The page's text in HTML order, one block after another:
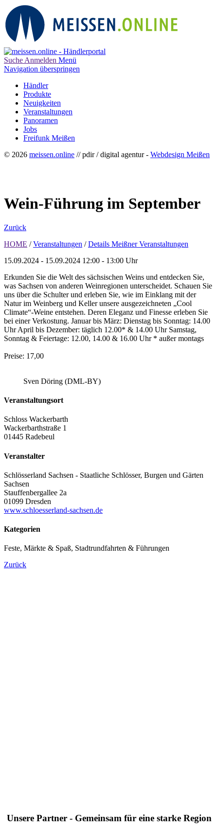
Suche Anmelden Menü
Navigation überspringen
Händler
Produkte
Neuigkeiten
Veranstaltungen
Panoramen
Jobs
Freifunk Meißen
© 2026 meissen.online // pdir / digital agentur - Webdesign Meißen
Wein-Führung im September
Zurück
HOME / Veranstaltungen / Details Meißner Veranstaltungen
15.09.2024 - 15.09.2024 12:00 - 13:00 Uhr
Erkunden Sie die Welt des sächsischen Weins und entdecken Sie,
was Sachsen von anderen Weinregionen unterscheidet. Schauen Sie
uns über die Schulter und erleben Sie, wie im Einklang mit der
Natur im Weinberg und Keller unsere ausgezeichneten „Cool
Climate“-Weine entstehen. Deren Eleganz und Finesse erleben Sie
bei einer Verkostung. Januar bis März: Dienstag bis Sonntag: 14.00
Uhr April bis Dezember: täglich 12.00* & 14.00 Uhr Samstag,
Sonntag & Feiertage: 12.00, 14.00 & 16.00 Uhr * außer montags
Preise: 17,00
Sven Döring (DML-BY)
Veranstaltungsort
Schloss Wackerbarth
Wackerbarthstraße 1
01445 Radebeul
Veranstalter
Schlösserland Sachsen - Staatliche Schlösser, Burgen und Gärten
Sachsen
Stauffenbergallee 2a
01099 Dresden
www.schloesserland-sachsen.de
Kategorien
Feste, Märkte & Spaß, Stadtrundfahrten & Führungen
Zurück
Unsere Partner - Gemeinsam für eine starke Region